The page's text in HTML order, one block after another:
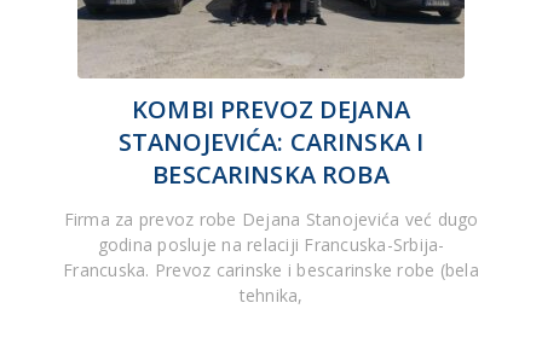
KOMBI PREVOZ DEJANA
STANOJEVIĆA: CARINSKA I
BESCARINSKA ROBA
Firma za prevoz robe Dejana Stanojevića već dugo
godina posluje na relaciji Francuska-Srbija-
Francuska. Prevoz carinske i bescarinske robe (bela
tehnika,